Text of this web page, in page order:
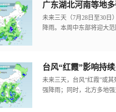
广东湖北河南等地
未来三天（7月28日至30日
降雨。本周中东部将迎大
未来三天，台风“红霞”或
强降雨；同时，北方多地